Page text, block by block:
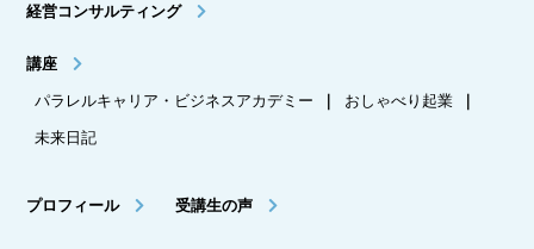
経営コンサルティング
講座
パラレルキャリア・ビジネスアカデミー おしゃべり起業
未来日記
プロフィール 受講生の声